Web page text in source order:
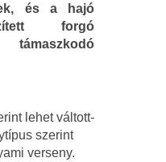
és a hajó
forgó
lehet váltott-
szerint
verseny.